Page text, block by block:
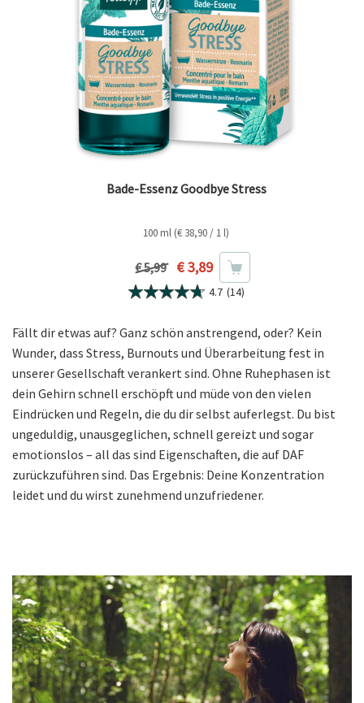
Bade-Essenz Goodbye Stress
100 ml (€ 38,90 / 1 l)
Vorheriger Preis
€ 5,99 Aktueller Preis
€ 3,89
4.7 (14)
Fällt dir etwas auf? Ganz schön anstrengend, oder? Kein
Wunder, dass Stress, Burnouts und Überarbeitung fest in
unserer Gesellschaft verankert sind. Ohne Ruhephasen ist
dein Gehirn schnell erschöpft und müde von den vielen
Eindrücken und Regeln, die du dir selbst auferlegst. Du bist
ungeduldig, unausgeglichen, schnell gereizt und sogar
emotionslos – all das sind Eigenschaften, die auf DAF
zurückzuführen sind. Das Ergebnis: Deine Konzentration
leidet und du wirst zunehmend unzufriedener.